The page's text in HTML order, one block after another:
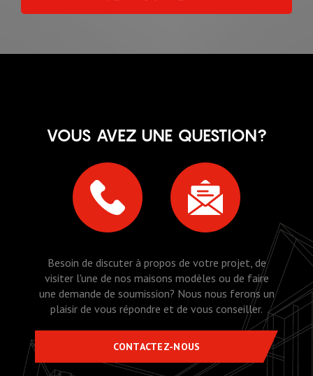
VOUS AVEZ UNE QUESTION?
Besoin de discuter à propos de votre projet, de
visiter l'une de nos maisons modèles ou de faire
une demande de soumission? Nous nous ferons un
plaisir de vous répondre et de vous conseiller.
CONTACTEZ-NOUS